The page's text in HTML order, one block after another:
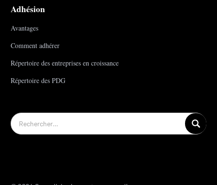
Adhésion
Avantages
Comment adhérer
Répertoire des entreprises en croissance
Répertoire des PDG